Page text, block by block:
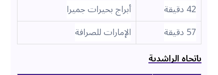
42 دقيقة
أبراج بحيرات جميرا
57 دقيقة
الإمارات للصرافة
باتجاه الراشدية